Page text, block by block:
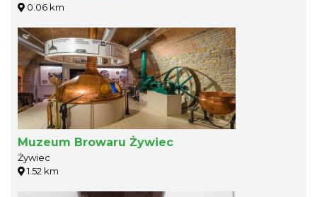
0.06 km
Muzeum Browaru Żywiec
Żywiec
1.52 km